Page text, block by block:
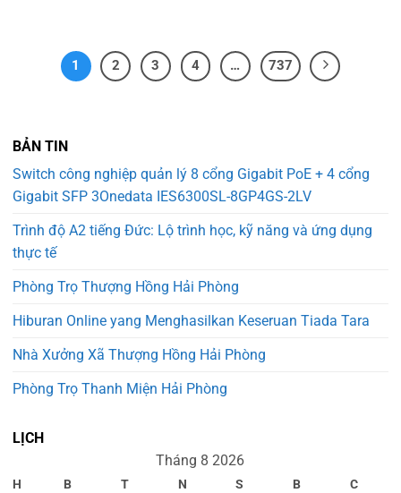
1 2 3 4 … 737
BẢN TIN
Switch công nghiệp quản lý 8 cổng Gigabit PoE + 4 cổng
Gigabit SFP 3Onedata IES6300SL-8GP4GS-2LV
Trình độ A2 tiếng Đức: Lộ trình học, kỹ năng và ứng dụng
thực tế
Phòng Trọ Thượng Hồng Hải Phòng
Hiburan Online yang Menghasilkan Keseruan Tiada Tara
Nhà Xưởng Xã Thượng Hồng Hải Phòng
Phòng Trọ Thanh Miện Hải Phòng
LỊCH
Tháng 8 2026
H B T N S B
C